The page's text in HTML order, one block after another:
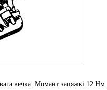
вечка. Момант зацяжкі 12 Нм.